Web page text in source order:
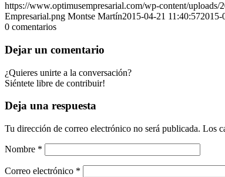
https://www.optimusempresarial.com/wp-content/
Empresarial.png Montse Martín2015-04-21 11:40:572015-
0 comentarios
Dejar un comentario
¿Quieres unirte a la conversación?
Siéntete libre de contribuir!
Deja una respuesta
Tu dirección de correo electrónico no será publicada. Los
Nombre *
Correo electrónico *